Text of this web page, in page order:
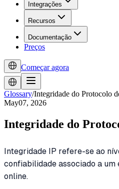
Integrações
Recursos
Documentação
Preços
Começar agora
Glossary/Integridade do Protocolo
May07, 2026
Integridade do
Integridade IP refere-se ao
confiabilidade associado a
online.